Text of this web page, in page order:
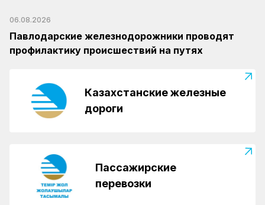
06.08.2026
Павлодарские железнодорожники проводят
профилактику происшествий на путях
Казахстанские железные
дороги
Пассажирские
перевозки